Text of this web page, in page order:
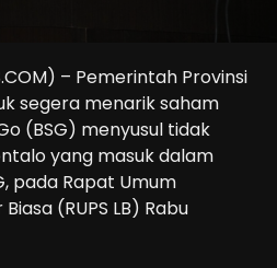
– Pemerintah Provinsi
segera menarik saham
(BSG) menyusul tidak
yang masuk dalam
pada Rapat Umum
(RUPS LB) Rabu